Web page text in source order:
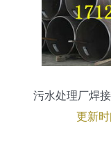
污水处理厂焊
更新